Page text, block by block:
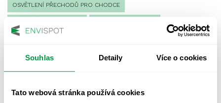
Souhlas Detaily Více o cookies
Tato webová stránka používá cookies
OSVĚTLENÍ PŘECHODŮ PRO CHODCE
PROVOZNÍ DENÍK NOUZOVÉHO OSVĚTLENÍ
UMĚLÉ OSVĚTLENÍ VEŘEJNÉ OSVĚTLENÍ